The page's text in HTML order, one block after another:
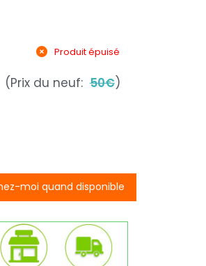
Produit épuisé
(Prix du neuf:50€)
moi quand disponible